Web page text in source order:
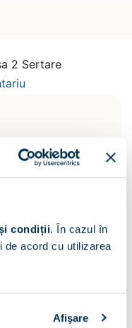
condiții. În cazul în
de acord cu utilizarea
Afişare
2 Sertare